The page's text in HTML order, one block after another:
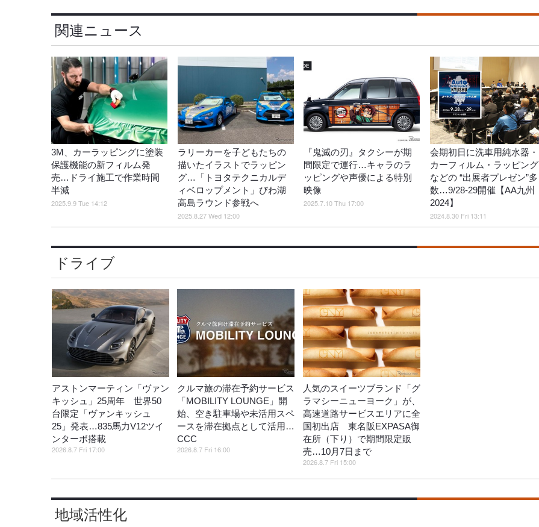
関連ニュース
3M、カーラッピングに塗装
保護機能の新フィルム発
売…ドライ施工で作業時間
半減
2025.9.9 Tue 14:12
ラリーカーを子どもたちの
描いたイラストでラッピン
グ…「トヨタテクニカルデ
ィベロップメント」びわ湖
高島ラウンド参戦へ
2025.8.27 Wed 12:00
『鬼滅の刃』タクシーが期
間限定で運行…キャラのラ
ッピングや声優による特別
映像
2025.7.10 Thu 17:00
会期初日に洗車用純水器・
カーフィルム・ラッピング
などの “出展者プレゼン”多
数…9/28-29開催【AA九州
2024】
2024.8.30 Fri 13:11
ドライブ
アストンマーティン「ヴァン
キッシュ」25周年 世界50
台限定「ヴァンキッシュ
25」発表…835馬力V12ツイ
ンターボ搭載
2026.8.7 Fri 17:00
クルマ旅の滞在予約サービス
「MOBILITY LOUNGE」開
始、空き駐車場や未活用スペ
ースを滞在拠点として活用…
CCC
2026.8.7 Fri 16:00
人気のスイーツブランド「グ
ラマシーニューヨーク」が、
高速道路サービスエリアに全
国初出店 東名阪EXPASA御
在所（下り）で期間限定販
売…10月7日まで
2026.8.7 Fri 15:00
地域活性化